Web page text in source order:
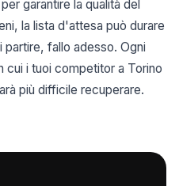
garantire la qualità del
la lista d'attesa può durare
partire, fallo adesso. Ogni
cui i tuoi competitor a Torino
più difficile recuperare.